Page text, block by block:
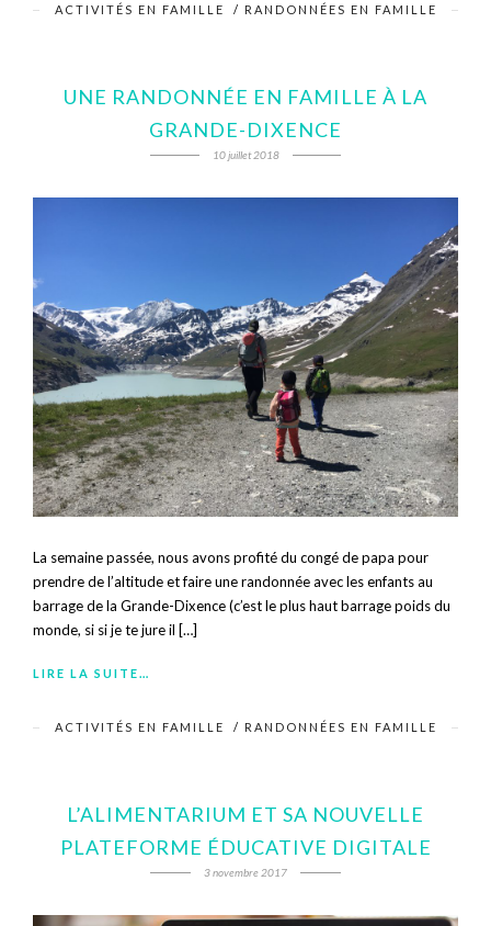
ACTIVITÉS EN FAMILLE / RANDONNÉES EN FAMILLE
UNE RANDONNÉE EN FAMILLE À LA
GRANDE-DIXENCE
10 juillet 2018
La semaine passée, nous avons profité du congé de papa pour
prendre de l’altitude et faire une randonnée avec les enfants au
barrage de la Grande-Dixence (c’est le plus haut barrage poids du
monde, si si je te jure il […]
LIRE LA SUITE…
ACTIVITÉS EN FAMILLE / RANDONNÉES EN FAMILLE
L’ALIMENTARIUM ET SA NOUVELLE
PLATEFORME ÉDUCATIVE DIGITALE
3 novembre 2017